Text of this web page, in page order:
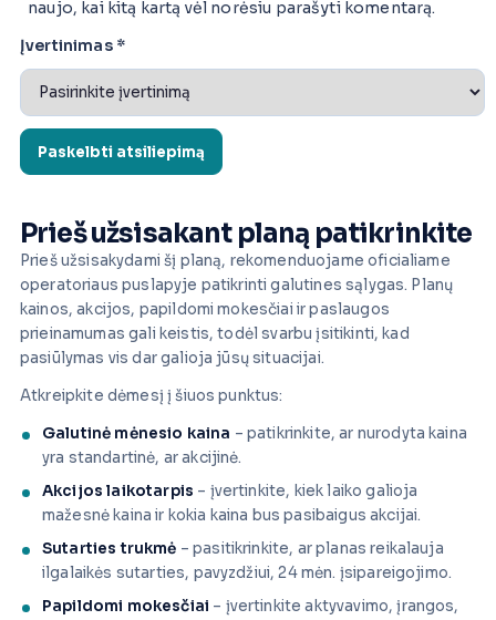
naujo, kai kitą kartą vėl norėsiu parašyti komentarą.
Įvertinimas *
Prieš užsisakant planą patikrinkite
Prieš užsisakydami šį planą, rekomenduojame oficialiame
operatoriaus puslapyje patikrinti galutines sąlygas. Planų
kainos, akcijos, papildomi mokesčiai ir paslaugos
prieinamumas gali keistis, todėl svarbu įsitikinti, kad
pasiūlymas vis dar galioja jūsų situacijai.
Atkreipkite dėmesį į šiuos punktus:
Galutinė mėnesio kaina – patikrinkite, ar nurodyta kaina
yra standartinė, ar akcijinė.
Akcijos laikotarpis – įvertinkite, kiek laiko galioja
mažesnė kaina ir kokia kaina bus pasibaigus akcijai.
Sutarties trukmė – pasitikrinkite, ar planas reikalauja
ilgalaikės sutarties, pavyzdžiui, 24 mėn. įsipareigojimo.
Papildomi mokesčiai – įvertinkite aktyvavimo, įrangos,